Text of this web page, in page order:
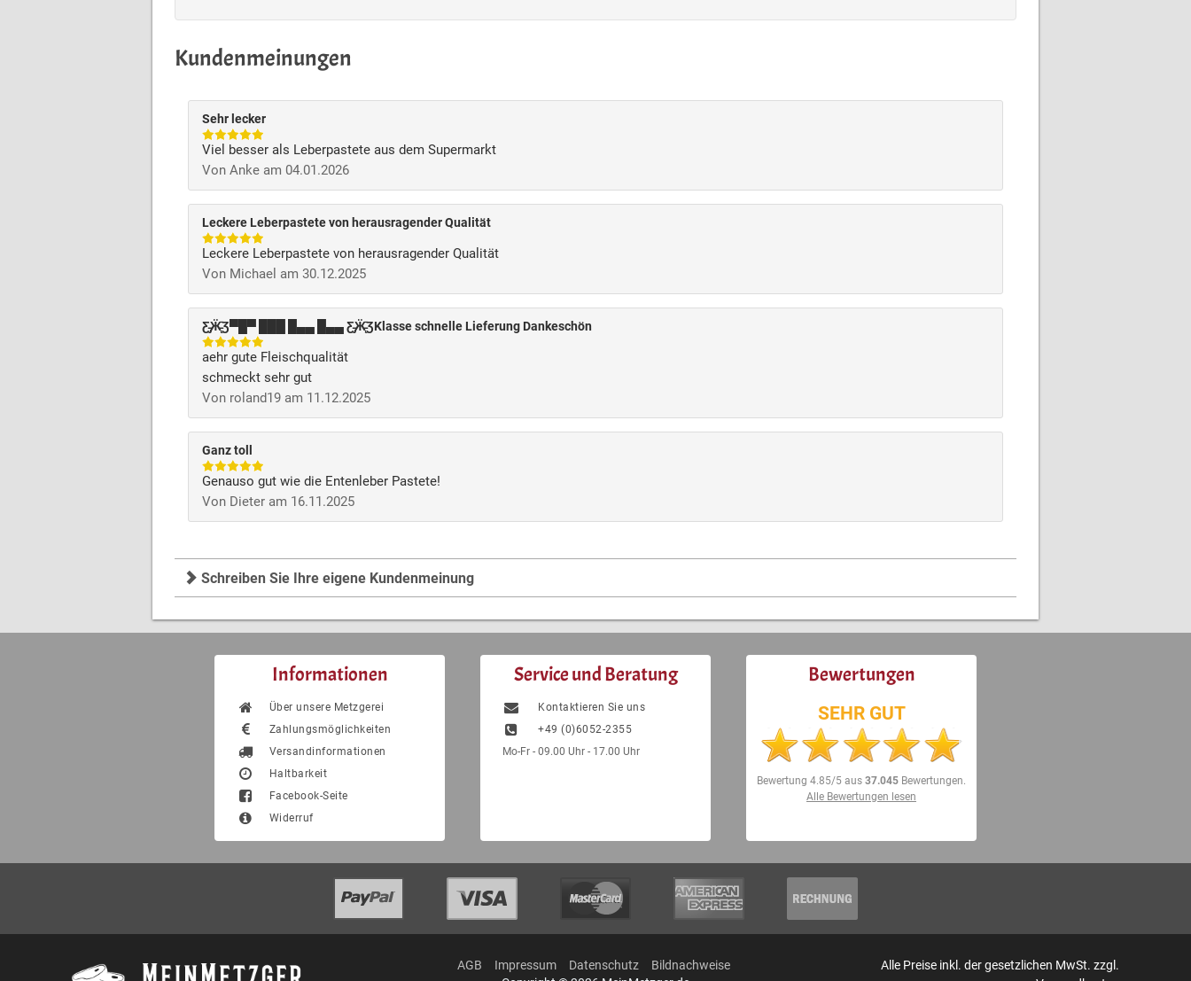
Kundenmeinungen
Sehr lecker
Viel besser als Leberpastete aus dem Supermarkt
Von Anke am 04.01.2026
Leckere Leberpastete von herausragender Qualität
Leckere Leberpastete von herausragender Qualität
Von Michael am 30.12.2025
Ƹ̵̡Ӝ̵̨̄Ʒ▀█▀ ███ █▄▄ █▄▄ Ƹ̵̡Ӝ̵̨̄ƷKlasse schnelle Lieferung Dankeschön
aehr gute Fleischqualität
schmeckt sehr gut
Von roland19 am 11.12.2025
Ganz toll
Genauso gut wie die Entenleber Pastete!
Von Dieter am 16.11.2025
Schreiben Sie Ihre eigene Kundenmeinung
Informationen
Über unsere Metzgerei
Zahlungsmöglichkeiten
Versandinformationen
Haltbarkeit
Facebook-Seite
Widerruf
Service und Beratung
Kontaktieren Sie uns
+49 (0)6052-2355
Mo-Fr - 09.00 Uhr - 17.00 Uhr
Bewertungen
SEHR GUT
Bewertung 4.85/5 aus 37.045 Bewertungen.
Alle Bewertungen lesen
AGB Impressum Datenschutz
Bildnachweise
Alle Preise inkl. der gesetzlichen MwSt. zzgl.